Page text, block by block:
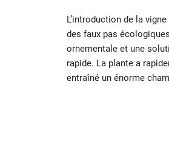
L’introduction de la
des faux pas
ornementale et une
rapide. La plante a
entraîné un énorme